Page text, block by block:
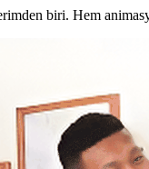
biri. Hem